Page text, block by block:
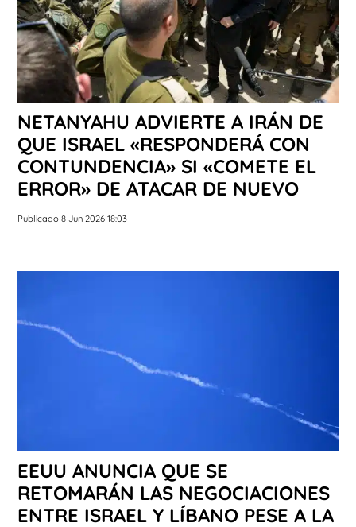
NETANYAHU ADVIERTE A IRÁN DE
QUE ISRAEL «RESPONDERÁ CON
CONTUNDENCIA» SI «COMETE EL
ERROR» DE ATACAR DE NUEVO
Publicado 8 Jun 2026 18:03
EEUU ANUNCIA QUE SE
RETOMARÁN LAS NEGOCIACIONES
ENTRE ISRAEL Y LÍBANO PESE A LA